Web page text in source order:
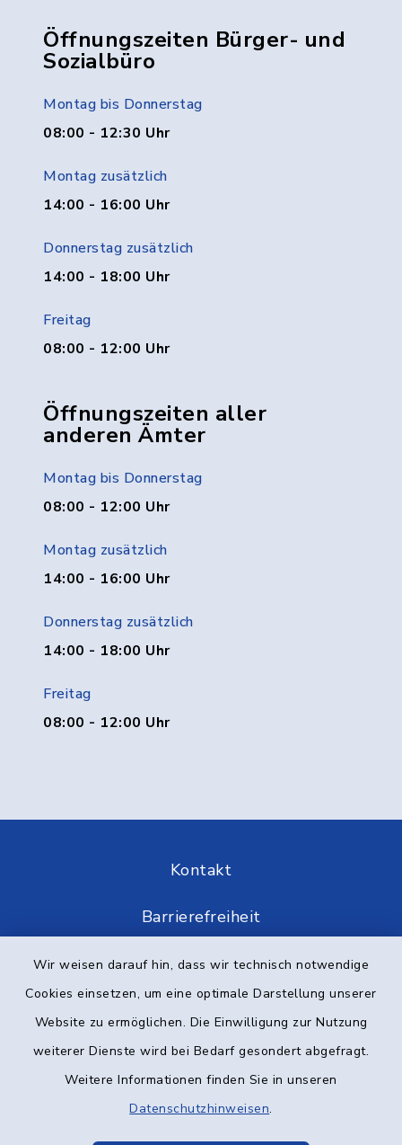
Wir weisen darauf hin, dass wir technisch notwendige
Cookies einsetzen, um eine optimale Darstellung unserer
Website zu ermöglichen. Die Einwilligung zur Nutzung
weiterer Dienste wird bei Bedarf gesondert abgefragt.
Weitere Informationen finden Sie in unseren
Datenschutzhinweisen.
Öffnungszeiten Bürger- und
Sozialbüro
Montag bis Donnerstag
08:00 - 12:30 Uhr
Montag zusätzlich
14:00 - 16:00 Uhr
Donnerstag zusätzlich
14:00 - 18:00 Uhr
Freitag
08:00 - 12:00 Uhr
Öffnungszeiten aller
anderen Ämter
Montag bis Donnerstag
08:00 - 12:00 Uhr
Montag zusätzlich
14:00 - 16:00 Uhr
Donnerstag zusätzlich
14:00 - 18:00 Uhr
Freitag
08:00 - 12:00 Uhr
Kontakt
Barrierefreiheit
Datenschutz
Elektronische Kommunikation
Sitemap